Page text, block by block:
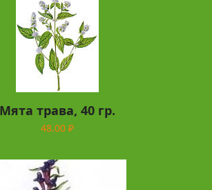
Мята трава, 40 гр.
48.00 ₽